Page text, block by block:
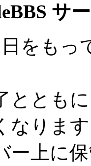
サ
をもっ
ととも
なりま
ー上に